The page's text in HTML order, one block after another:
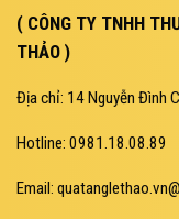
( CÔNG TY TNHH
THẢO )
Địa chỉ: 14 Nguyễn Đình
Hotline: 0981.18.08.89
Email: